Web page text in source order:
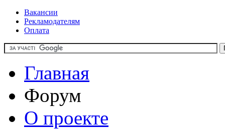
Вакансии
Рекламодателям
Оплата
Главная
Форум
О проекте